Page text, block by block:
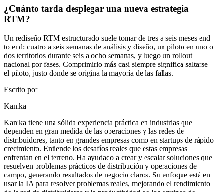
¿Cuánto tarda desplegar una nueva estrategia
RTM?
Un rediseño RTM estructurado suele tomar de tres a seis meses end
to end: cuatro a seis semanas de análisis y diseño, un piloto en uno o
dos territorios durante seis a ocho semanas, y luego un rollout
nacional por fases. Comprimirlo más casi siempre significa saltarse
el piloto, justo donde se origina la mayoría de las fallas.
Escrito por
Kanika
Kanika tiene una sólida experiencia práctica en industrias que
dependen en gran medida de las operaciones y las redes de
distribuidores, tanto en grandes empresas como en startups de rápido
crecimiento. Entiende los desafíos reales que estas empresas
enfrentan en el terreno. Ha ayudado a crear y escalar soluciones que
resuelven problemas prácticos de distribución y operaciones de
campo, generando resultados de negocio claros. Su enfoque está en
usar la IA para resolver problemas reales, mejorando el rendimiento